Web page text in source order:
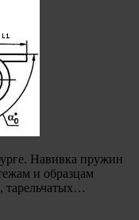
Навивка пружин
и образцам
тарельчатых…